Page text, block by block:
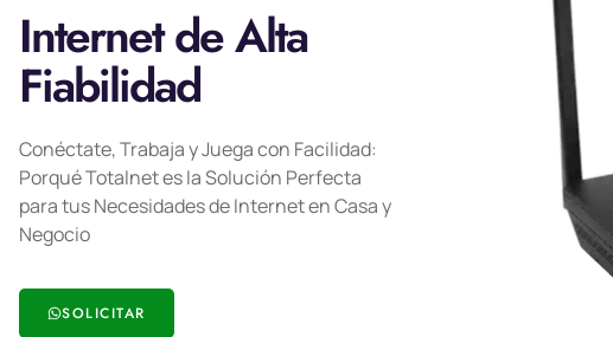
Internet de Alta
Fiabilidad
Conéctate, Trabaja y Juega con Facilidad:
Porqué Totalnet es la Solución Perfecta
para tus Necesidades de Internet en Casa y
Negocio
SOLICITAR